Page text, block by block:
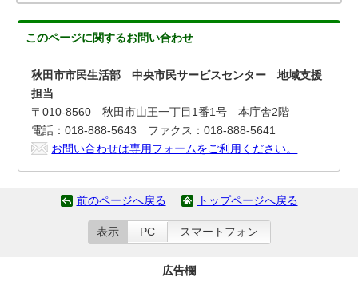
このページに関するお問い合わせ
秋田市市民生活部 中央市民サービスセンター 地域支援
担当
〒010-8560 秋田市山王一丁目1番1号 本庁舎2階
電話：018-888-5643 ファクス：018-888-5641
お問い合わせは専用フォームをご利用ください。
前のページへ戻る トップページへ戻る
表示 PC スマートフォン
広告欄